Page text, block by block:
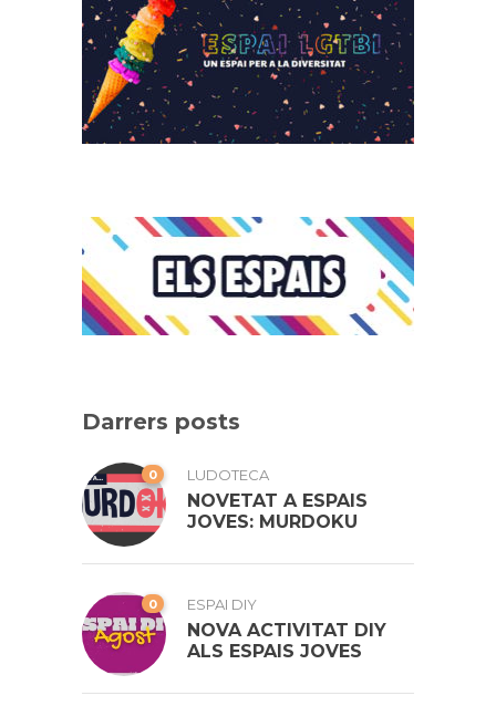
Darrers posts
0 LUDOTECA
NOVETAT A ESPAIS
JOVES: MURDOKU
0 ESPAI DIY
NOVA ACTIVITAT DIY
ALS ESPAIS JOVES